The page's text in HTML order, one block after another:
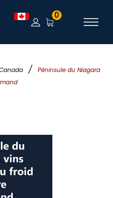
/
Péninsule du Niagara
0